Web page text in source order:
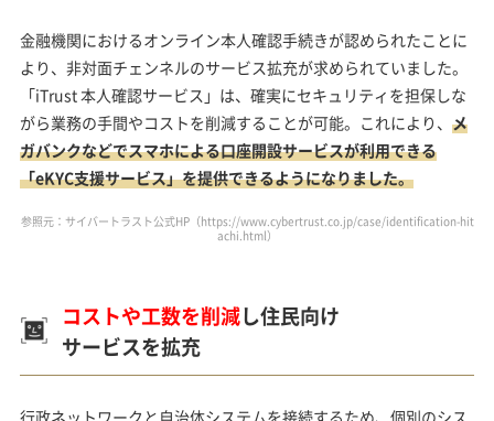
金融機関におけるオンライン本人確認手続きが認められたことに
より、非対面チェンネルのサービス拡充が求められていました。
「iTrust 本人確認サービス」は、確実にセキュリティを担保しな
がら業務の手間やコストを削減することが可能。これにより、 メ
ガバンクなどでスマホによる口座開設サービスが利用できる
「eKYC支援サービス」を提供できるようになりました。
参照元：サイバートラスト公式HP（https://www.cybertrust.co.jp/case/identification-hit
achi.html）
コストや工数を削減し住民向け
サービスを拡充
行政ネットワークと自治体システムを接続するため、個別のシス